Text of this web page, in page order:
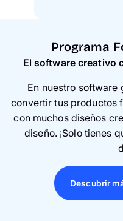
Programa
El software creativo
En nuestro software
convertir tus productos
con muchos diseños
diseño. ¡Solo tienes
Descubrir